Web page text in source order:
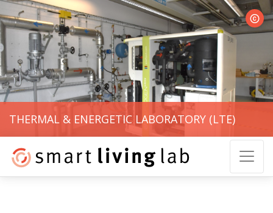
© LTE
THERMAL & ENERGETIC LABORATORY (LTE)